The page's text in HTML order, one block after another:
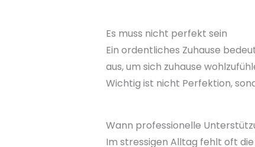
Es muss nicht perfekt sein
Ein ordentliches Zuhause
aus, um sich zuhause
Wichtig ist nicht Perfektion,
Wann professionelle
Im stressigen Alltag fehlt oft